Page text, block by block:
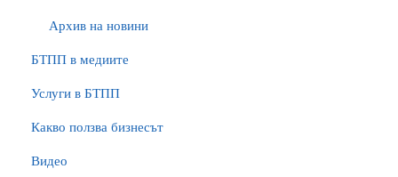
Архив на новини
БTПП в медиите
Услуги в БТПП
Какво ползва бизнесът
Видео